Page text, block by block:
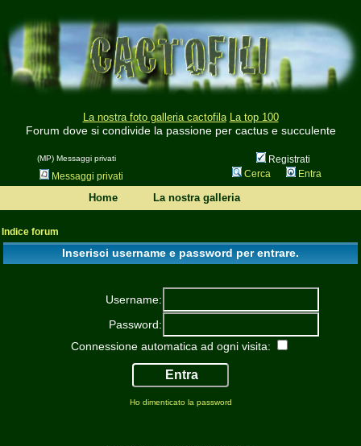
La nostra foto galleria cactofila La top 100
Forum dove si condivide la passione per cactus e succulente
(MP) Messaggi privati
Registrati
Messaggi privati
Cerca Entra
Home La nostra galleria
Indice forum
Inserisci username e password per entrare.
Username:
Password:
Connessione automatica ad ogni visita:
Ho dimenticato la password